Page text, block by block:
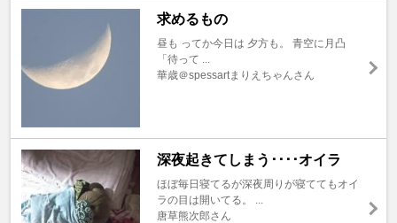
求めるもの
昼も ってか今日は 夕方も。 青空に月凸
「待って ...
華歳＠spessartまりえちゃんさん
深夜起きてしまう････オイラ
ほぼ毎日寝てるが深夜周りが寝ててもオイ
ラの目は開いてる。 ...
唐草熊次郎さん